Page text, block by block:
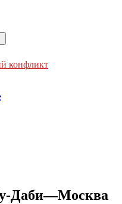
конфликт
Даби—Москва